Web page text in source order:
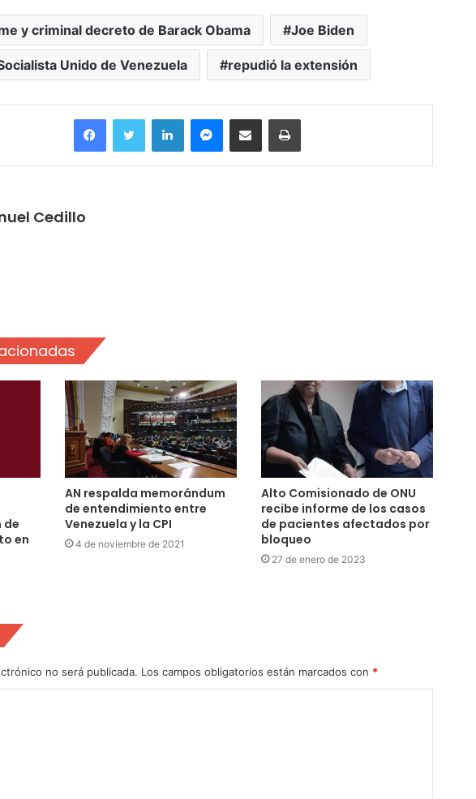
y criminal decreto de Barack Obama Joe Biden
Unido de Venezuela repudió la extensión
FacebookTwitter LinkedInMessengerCompartir por correo electrónicoImprimir
Cedillo
de
en
AN respalda memorándum
de entendimiento entre
Venezuela y la CPI
4 de noviembre de 2021
Alto Comisionado de ONU
recibe informe de los casos
de pacientes afectados por
bloqueo
27 de enero de 2023
no será publicada. Los campos obligatorios están marcados con *